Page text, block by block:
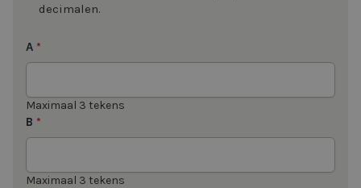
decimalen.
A *
Maximaal 3 tekens
B *
Maximaal 3 tekens